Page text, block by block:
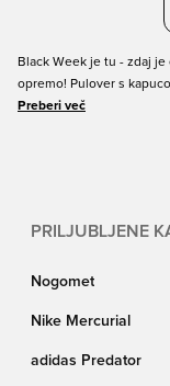
Black Week je tu - zdaj
opremo! Pulover s
česar je kot nalašč za
Preberi več
PRILJUBLJENE
Nogomet
Nike Mercurial
adidas Predator